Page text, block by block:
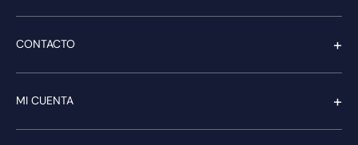
CONTACTO +
MI CUENTA +